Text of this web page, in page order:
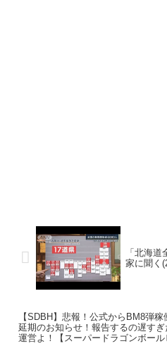
「北海
家に聞く
【SDBH】悲報！公式からBM8弾稼
延期のお知らせ！報告するの遅すぎ
運営よ！【スーパードラゴンボール